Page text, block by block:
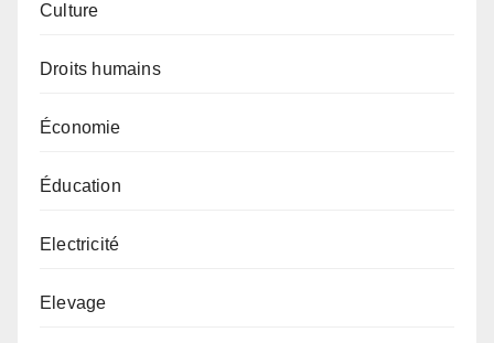
Culture
Droits humains
Économie
Éducation
Electricité
Elevage